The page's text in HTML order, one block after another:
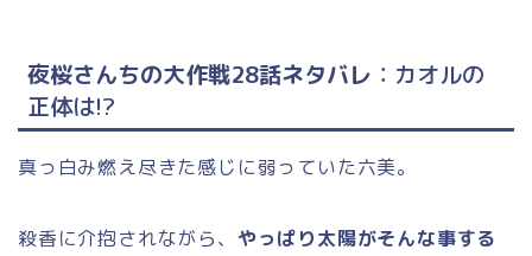
夜桜さんちの大作戦28話ネタバレ ：カオルの
正体は!?
真っ白み燃え尽きた感じに弱っていた六美。
殺香に介抱されながら、 やっぱり太陽がそんな事する